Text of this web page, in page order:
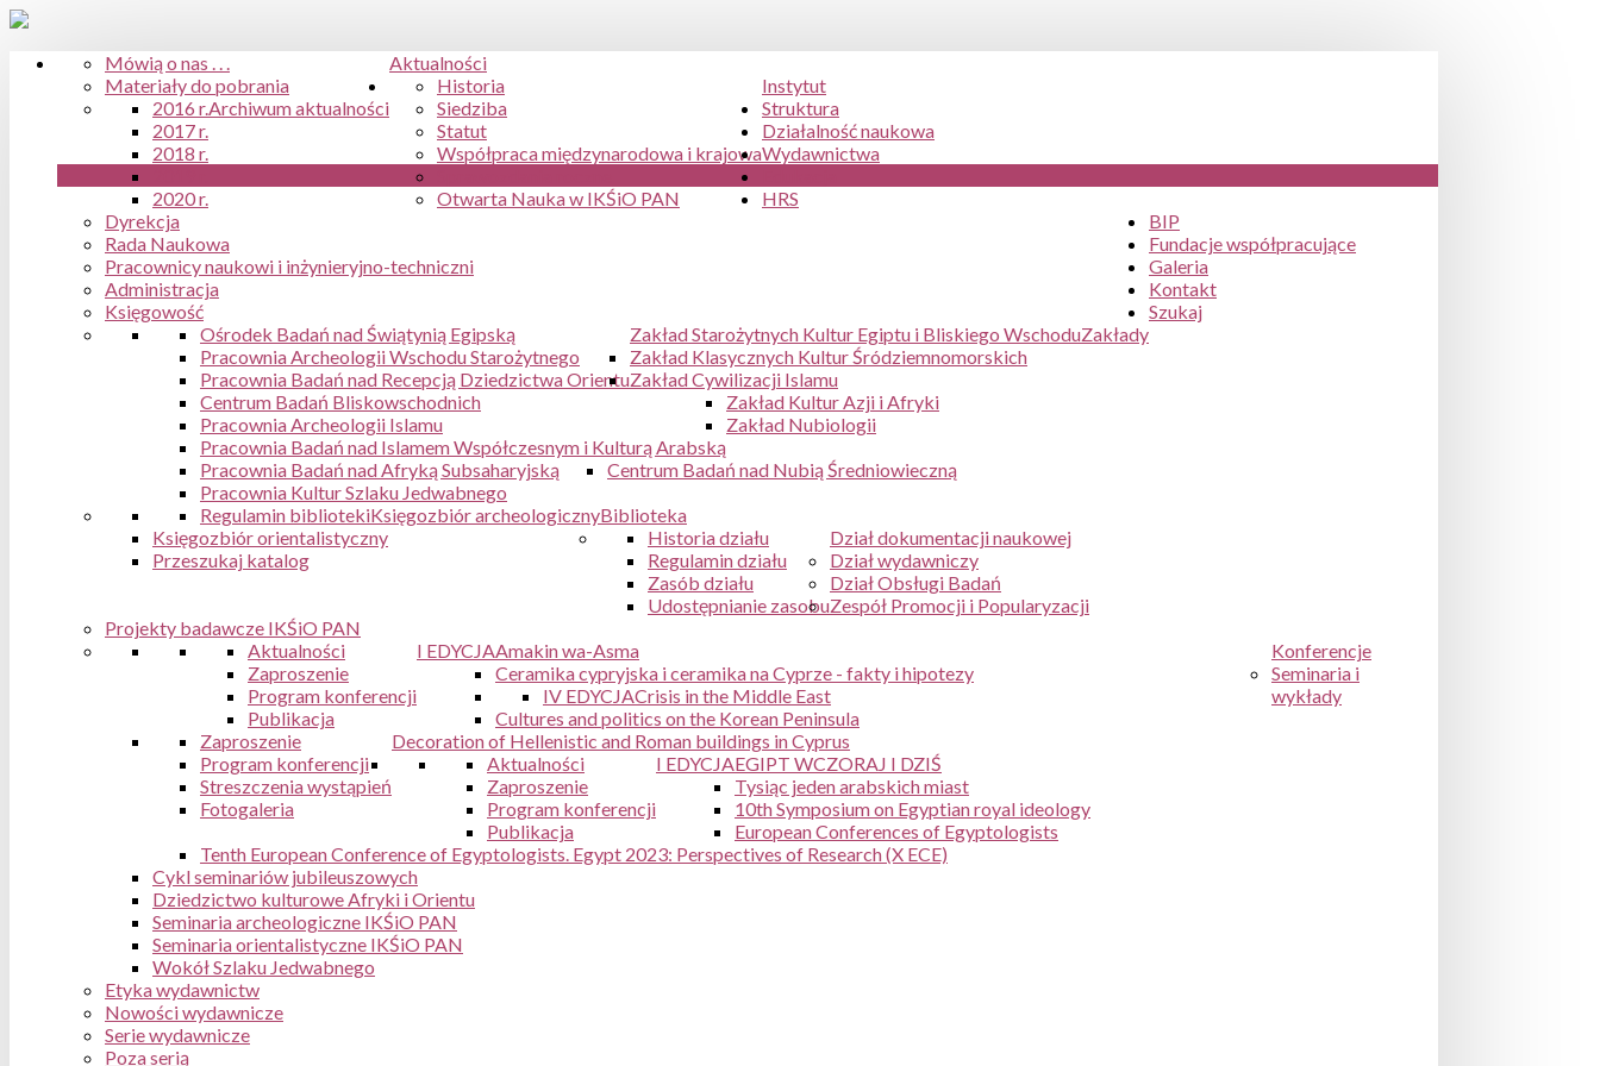
Aktualności
Mówią o nas . . .
Materiały do pobrania
Archiwum aktualności
2016 r.
2017 r.
2018 r.
2020 r.
Instytut
Historia
Siedziba
Statut
Współpraca międzynarodowa i krajowa
Otwarta Nauka w IKŚiO PAN
Struktura
Dyrekcja
Rada Naukowa
Pracownicy naukowi i inżynieryjno-techniczni
Administracja
Księgowość
Zakłady
Zakład Starożytnych Kultur Egiptu i Bliskiego Wschodu
Ośrodek Badań nad Świątynią Egipską
Pracownia Archeologii Wschodu Starożytnego
Pracownia Badań nad Recepcją Dziedzictwa Orientu
Zakład Klasycznych Kultur Śródziemnomorskich
Zakład Cywilizacji Islamu
Centrum Badań Bliskowschodnich
Pracownia Archeologii Islamu
Pracownia Badań nad Islamem Współczesnym i Kulturą Arabską
Zakład Kultur Azji i Afryki
Pracownia Badań nad Afryką Subsaharyjską
Pracownia Kultur Szlaku Jedwabnego
Zakład Nubiologii
Centrum Badań nad Nubią Średniowieczną
Biblioteka
Księgozbiór archeologiczny
Regulamin biblioteki
Księgozbiór orientalistyczny
Przeszukaj katalog
Dział dokumentacji naukowej
Historia działu
Regulamin działu
Zasób działu
Udostępnianie zasobu
Dział wydawniczy
Dział Obsługi Badań
Zespół Promocji i Popularyzacji
Działalność naukowa
Projekty badawcze IKŚiO PAN
Konferencje
Amakin wa-Asma
I EDYCJA
Aktualności
Zaproszenie
Program konferencji
Publikacja
Ceramika cypryjska i ceramika na Cyprze - fakty i hipotezy
Crisis in the Middle East
IV EDYCJA
Cultures and politics on the Korean Peninsula
Decoration of Hellenistic and Roman buildings in Cyprus
Zaproszenie
Program konferencji
Streszczenia wystąpień
Fotogaleria
EGIPT WCZORAJ I DZIŚ
I EDYCJA
Aktualności
Zaproszenie
Program konferencji
Publikacja
Tysiąc jeden arabskich miast
10th Symposium on Egyptian royal ideology
European Conferences of Egyptologists
Tenth European Conference of Egyptologists. Egypt 2023: Perspectives of Research (X ECE)
Seminaria i
wykłady
Cykl seminariów jubileuszowych
Dziedzictwo kulturowe Afryki i Orientu
Seminaria archeologiczne IKŚiO PAN
Seminaria orientalistyczne IKŚiO PAN
Wokół Szlaku Jedwabnego
Wydawnictwa
Etyka wydawnictw
Nowości wydawnicze
Serie wydawnicze
Poza serią
HRS
BIP
Fundacje współpracujące
Galeria
Kontakt
Szukaj